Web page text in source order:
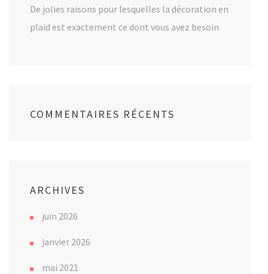
De jolies raisons pour lesquelles la décoration en
plaid est exactement ce dont vous avez besoin
COMMENTAIRES RÉCENTS
ARCHIVES
juin 2026
janvier 2026
mai 2021